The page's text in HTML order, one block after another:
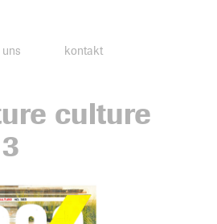
kontakt
culture